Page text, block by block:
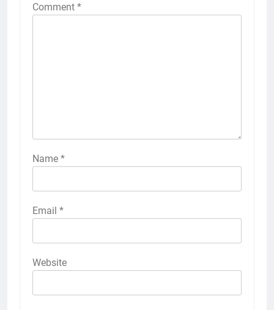
Comment *
Name *
Email *
Website